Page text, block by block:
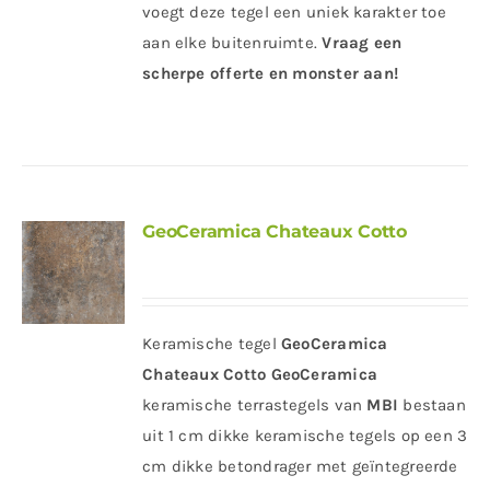
voegt deze tegel een uniek karakter toe
aan elke buitenruimte.Vraag een
scherpe offerte en monster aan!
GeoCeramica Chateaux Cotto
Keramische tegel GeoCeramica
Chateaux Cotto GeoCeramica
keramische terrastegels van MBI bestaan
uit 1 cm dikke keramische tegels op een 3
cm dikke betondrager met geïntegreerde